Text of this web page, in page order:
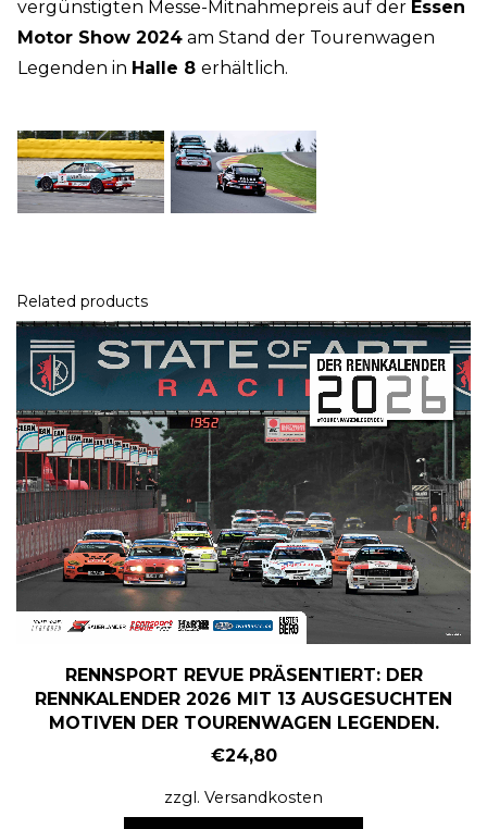
vergünstigten Messe-Mitnahmepreis auf der Essen
Motor Show 2024 am Stand der Tourenwagen
Legenden in Halle 8 erhältlich.
Related products
RENNSPORT REVUE PRÄSENTIERT: DER
RENNKALENDER 2026 MIT 13 AUSGESUCHTEN
MOTIVEN DER TOURENWAGEN LEGENDEN.
€24,80
zzgl. Versandkosten